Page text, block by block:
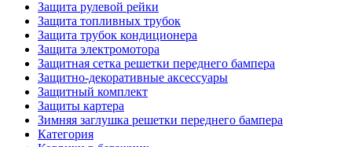
Защита рулевой рейки
Защита топливных трубок
Защита трубок кондиционера
Защита электромотора
Защитная сетка решетки переднего бампера
Защитно-декоративные аксессуары
Защитный комплект
Защиты картера
Зимняя заглушка решетки переднего бампера
Категория